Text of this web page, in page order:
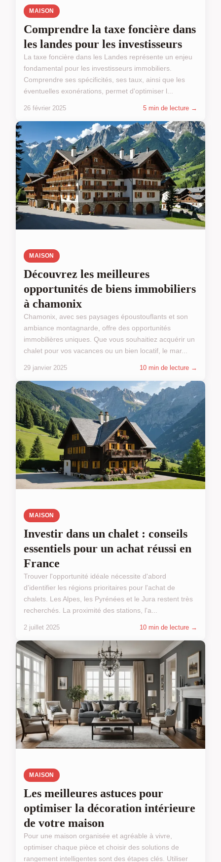
MAISON
Comprendre la taxe foncière dans
les landes pour les investisseurs
La taxe foncière dans les Landes représente un enjeu
fondamental pour les investisseurs immobiliers.
Comprendre ses spécificités, ses taux, ainsi que les
éventuelles exonérations, permet d'optimiser l...
26 février 2025 5 min de lecture →
MAISON
Découvrez les meilleures
opportunités de biens immobiliers
à chamonix
Chamonix, avec ses paysages époustouflants et son
ambiance montagnarde, offre des opportunités
immobilières uniques. Que vous souhaitiez acquérir un
chalet pour vos vacances ou un bien locatif, le mar...
29 janvier 2025 10 min de lecture →
MAISON
Investir dans un chalet : conseils
essentiels pour un achat réussi en
France
Trouver l'opportunité idéale nécessite d'abord
d'identifier les régions prioritaires pour l'achat de
chalets. Les Alpes, les Pyrénées et le Jura restent très
recherchés. La proximité des stations, l'a...
2 juillet 2025 10 min de lecture →
MAISON
Les meilleures astuces pour
optimiser la décoration intérieure
de votre maison
Pour une maison organisée et agréable à vivre,
optimiser chaque pièce et choisir des solutions de
rangement intelligentes sont des étapes clés. Utiliser